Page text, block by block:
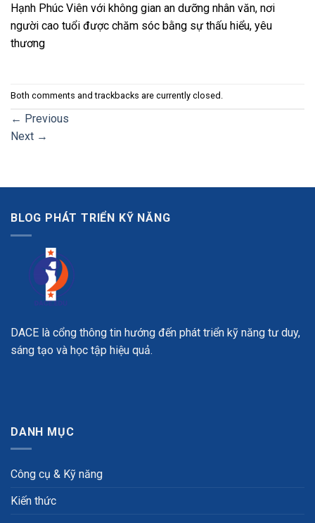
Hạnh Phúc Viên với không gian an dưỡng nhân văn, nơi
người cao tuổi được chăm sóc bằng sự thấu hiểu, yêu
thương
Both comments and trackbacks are currently closed.
← Previous
Next →
BLOG PHÁT TRIỂN KỸ NĂNG
DACE là cổng thông tin hướng đến phát triển kỹ năng tư duy,
sáng tạo và học tập hiệu quả.
DANH MỤC
Công cụ & Kỹ năng
Kiến thức